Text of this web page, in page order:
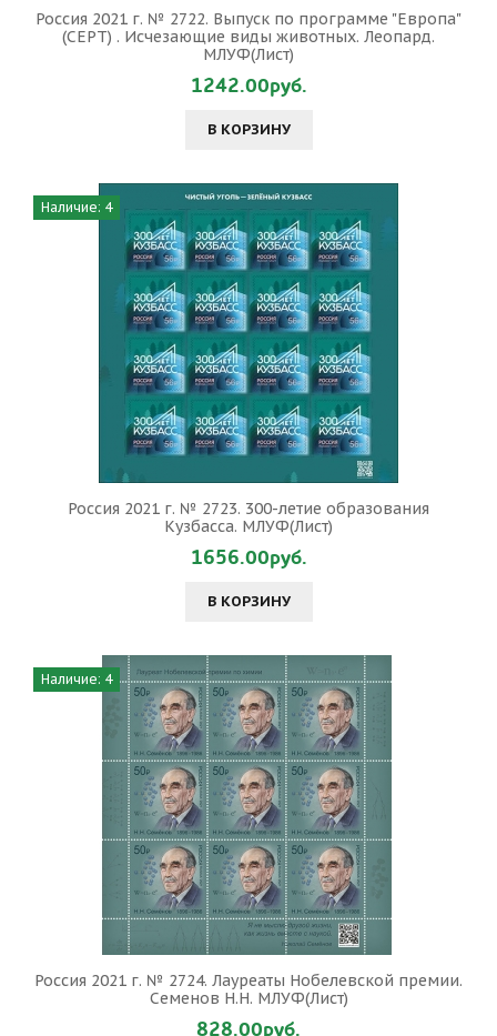
Россия 2021 г. № 2722. Выпуск по программе "Европа"
(CEPT) . Исчезающие виды животных. Леопард.
МЛУФ(Лист)
1242.00руб.
В КОРЗИНУ
Наличие: 4
Россия 2021 г. № 2723. 300-летие образования
Кузбасса. МЛУФ(Лист)
1656.00руб.
В КОРЗИНУ
Наличие: 4
Россия 2021 г. № 2724. Лауреаты Нобелевской премии.
Семенов Н.Н. МЛУФ(Лист)
828.00руб.